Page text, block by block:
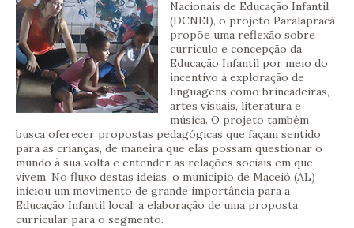
Nacionais de Educação Infantil
(DCNEI), o projeto Paralapracá
propõe uma reflexão sobre
currículo e concepção da
Educação Infantil por meio do
incentivo à exploração de
linguagens como brincadeiras,
artes visuais, literatura e
música. O projeto também
busca oferecer propostas pedagógicas que façam sentido
para as crianças, de maneira que elas possam questionar o
mundo à sua volta e entender as relações sociais em que
vivem. No fluxo destas ideias, o município de Maceió (AL)
iniciou um movimento de grande importância para a
Educação Infantil local: a elaboração de uma proposta
curricular para o segmento.